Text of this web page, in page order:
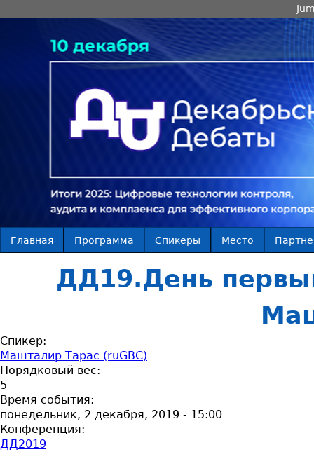
Главная Программа Спикеры Место
ДД19.День
Спикер:
Машталир Тарас (ruGBC)
Порядковый вес:
5
Время события:
понедельник, 2 декабря, 2019 - 15:00
Конференция:
ДД2019